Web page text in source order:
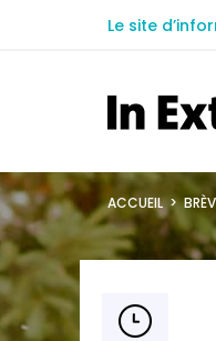
Le site
ACCUEIL>